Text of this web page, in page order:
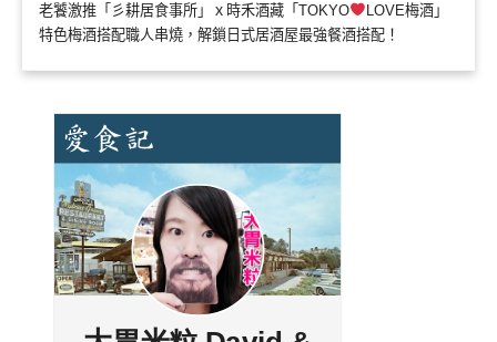
老饕激推「彡耕居食事所」ｘ時禾酒藏「TOKYO
LOVE梅酒」
特色梅酒搭配職人串燒，解鎖日式居酒屋最強餐酒搭配！